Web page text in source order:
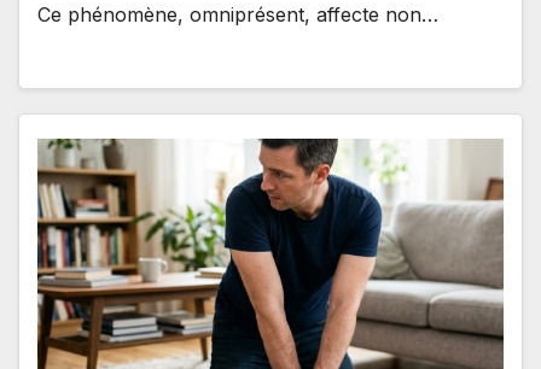
Ce phénomène, omniprésent, affecte non…